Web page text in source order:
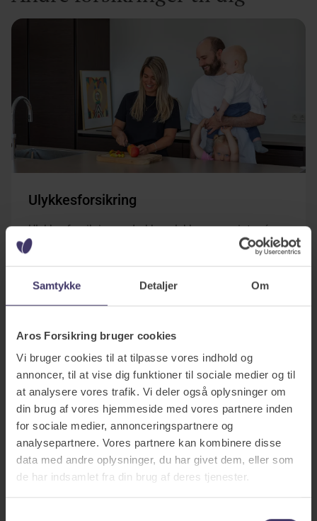
Samtykke Detaljer Om
Aros Forsikring bruger cookies
Vi bruger cookies til at tilpasse vores indhold og
annoncer, til at vise dig funktioner til sociale medier og til
at analysere vores trafik. Vi deler også oplysninger om
din brug af vores hjemmeside med vores partnere inden
for sociale medier, annonceringspartnere og
analysepartnere. Vores partnere kan kombinere disse
data med andre oplysninger, du har givet dem, eller som
de har indsamlet fra din brug af deres tjenester.
Ulykkesforsikring
Ulykkesforsikringen dækker ulykker og varigt mén
såvel som behandlingsudgifter ved ulykke. Vælg
flere tilvalgsforsikringer såsom strakserstatning.